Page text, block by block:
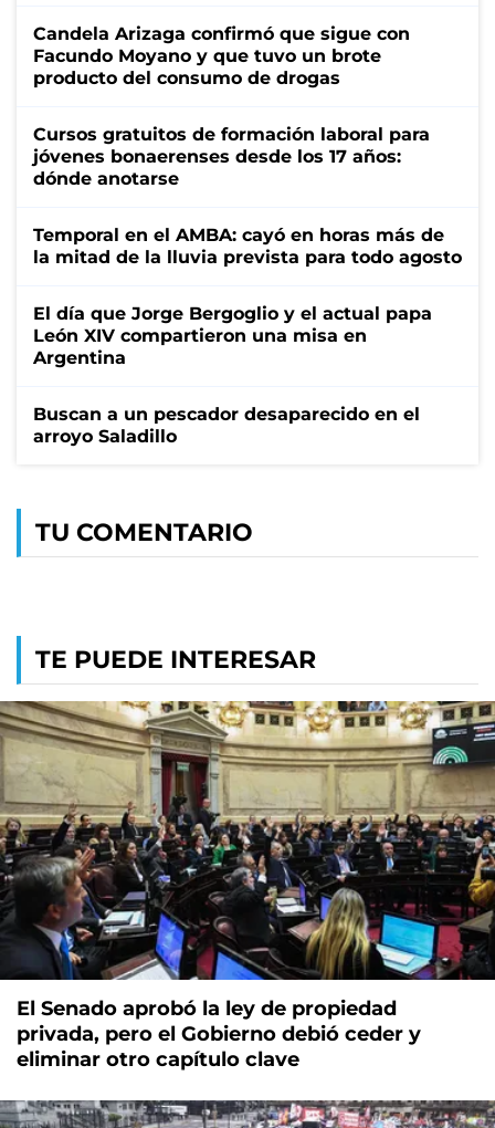
Candela Arizaga confirmó que sigue con
Facundo Moyano y que tuvo un brote
producto del consumo de drogas
Cursos gratuitos de formación laboral para
jóvenes bonaerenses desde los 17 años:
dónde anotarse
Temporal en el AMBA: cayó en horas más de
la mitad de la lluvia prevista para todo agosto
El día que Jorge Bergoglio y el actual papa
León XIV compartieron una misa en
Argentina
Buscan a un pescador desaparecido en el
arroyo Saladillo
TU COMENTARIO
TE PUEDE INTERESAR
El Senado aprobó la ley de propiedad
privada, pero el Gobierno debió ceder y
eliminar otro capítulo clave